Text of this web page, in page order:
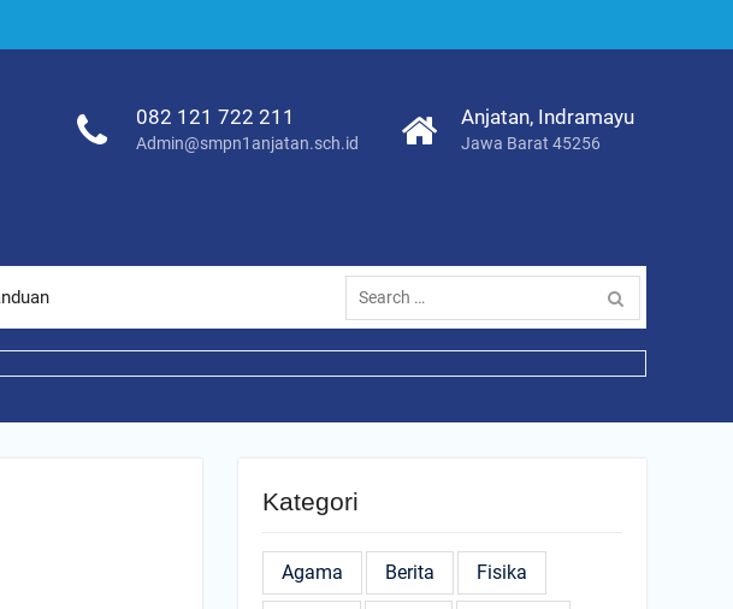
082 121 722 211
Admin@smpn1anjatan.sch.id
Anjatan, Indramayu
Jawa Barat 45256
Search
for:
Kategori
Agama Berita Fisika